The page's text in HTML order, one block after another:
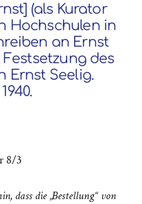
(als Kurator
Hochschulen in
an Ernst
des
Ernst Seelig.
8/3
dass die „Bestellung“ von